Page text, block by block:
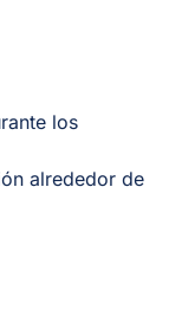
los
alrededor de